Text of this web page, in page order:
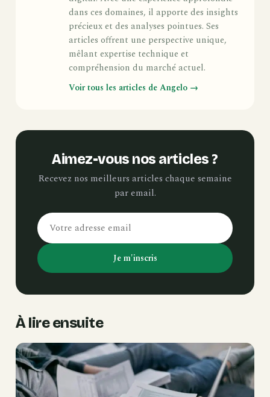
dans ces domaines, il apporte des insights
précieux et des analyses pointues. Ses
articles offrent une perspective unique,
mêlant expertise technique et
compréhension du marché actuel.
Voir tous les articles de Angelo →
Aimez-vous nos articles ?
Recevez nos meilleurs articles chaque semaine
par email.
Je m'inscris
À lire ensuite